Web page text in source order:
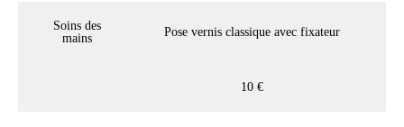
Soins des
mains
Pose vernis classique avec fixateur
10 €